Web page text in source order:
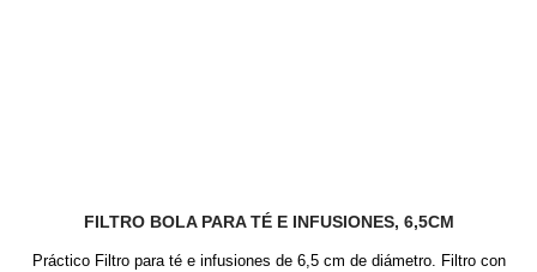
FILTRO BOLA PARA TÉ E INFUSIONES, 6,5CM
Práctico Filtro para té e infusiones de 6,5 cm de diámetro. Filtro con